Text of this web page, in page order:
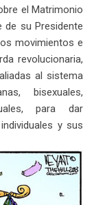
el Matrimonio
de su Presidente
movimientos e
revolucionaria,
al sistema
bisexuales,
para dar
y sus